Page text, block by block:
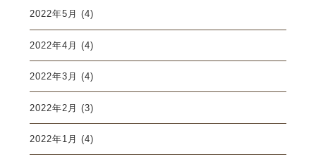
2022年5月 (4)
2022年4月 (4)
2022年3月 (4)
2022年2月 (3)
2022年1月 (4)